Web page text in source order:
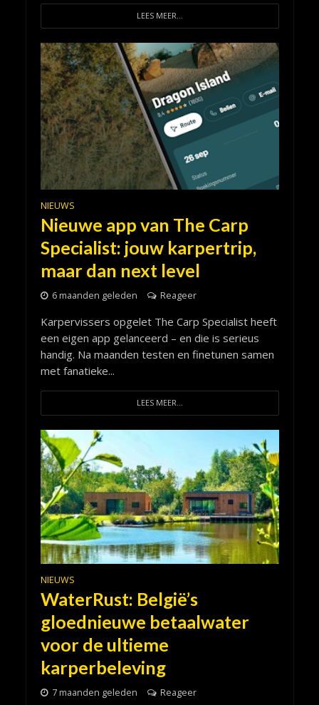
LEES MEER...
NIEUWS
Nieuwe app van The Carp
Specialist: jouw karpertrip,
maar dan next level
6 maanden geleden Reageer
Karpervissers opgelet The Carp Specialist heeft
een eigen app gelanceerd – en die is serieus
handig. Na maanden testen en finetunen samen
met fanatieke...
LEES MEER...
NIEUWS
WaterRust: België’s
gloednieuwe betaalwater
voor de ultieme
karperbeleving
7 maanden geleden Reageer